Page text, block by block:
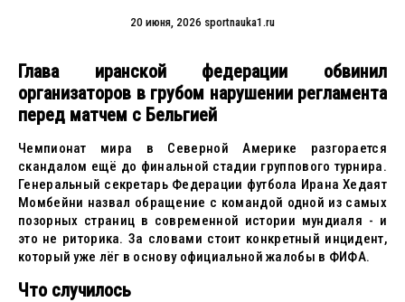
20 июня, 2026 sportnauka1.ru
Глава иранской федерации обвинил
организаторов в грубом нарушении регламента
перед матчем с Бельгией
Чемпионат мира в Северной Америке разгорается
скандалом ещё до финальной стадии группового турнира.
Генеральный секретарь Федерации футбола Ирана Хедаят
Момбейни назвал обращение с командой одной из самых
позорных страниц в современной истории мундиаля - и
это не риторика. За словами стоит конкретный инцидент,
который уже лёг в основу официальной жалобы в ФИФА.
Что случилось